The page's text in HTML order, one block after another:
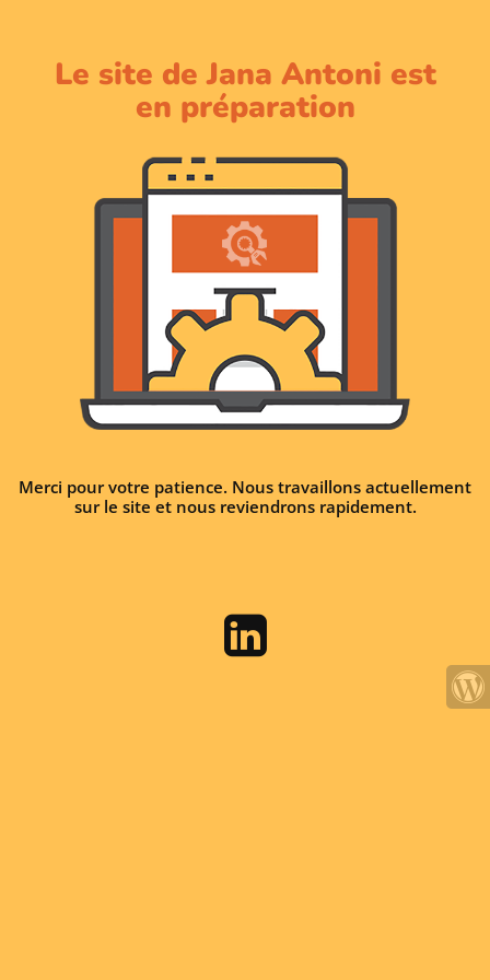
Le site de Jana Antoni est
en préparation
Merci pour votre patience. Nous travaillons actuellement
sur le site et nous reviendrons rapidement.